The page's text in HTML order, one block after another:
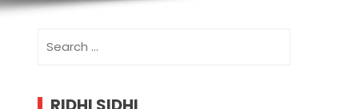
for: